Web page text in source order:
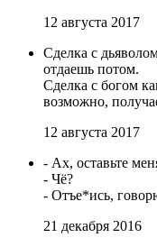
12 августа 2017
Сделка с
отдаешь потом.
Сделка с богом
возможно,
12 августа 2017
- Ах, оставьте
- Чё?
- Отъе*ись,
21 декабря 2016